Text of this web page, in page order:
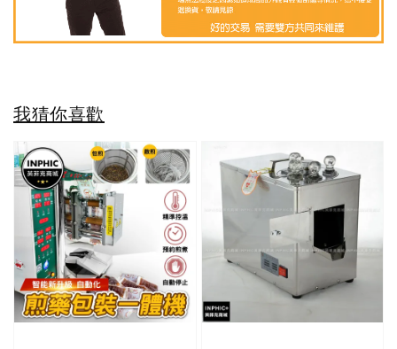
我猜你喜歡